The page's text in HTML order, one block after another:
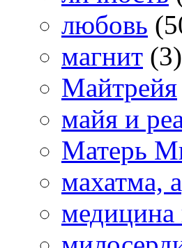
любовь
магнит (3)
Майтрейя
майя и
Матерь
махатма,
медицина